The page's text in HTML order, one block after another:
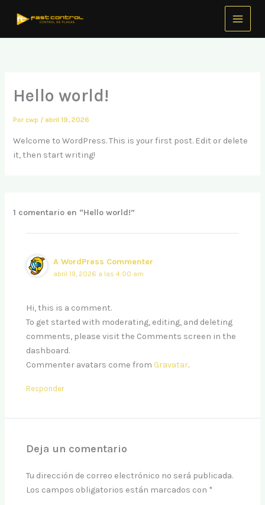
Hello world!
Porcwp / abril 19, 2026
Welcome to WordPress. This is your first post. Edit or delete
it, then start writing!
1 comentario en “Hello world!”
A WordPress Commenter
abril 19, 2026 a las 4:00 am
Hi, this is a comment.
To get started with moderating, editing, and deleting
comments, please visit the Comments screen in the
dashboard.
Commenter avatars come fromGravatar.
Responder
Deja un comentario
Tu dirección de correo electrónico no será publicada.
Los campos obligatorios están marcados con *